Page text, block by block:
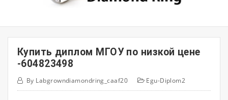
Купить диплом МГОУ по низкой цене
-604823498
By Labgrowndiamondring_caaf20 Egu-Diplom2